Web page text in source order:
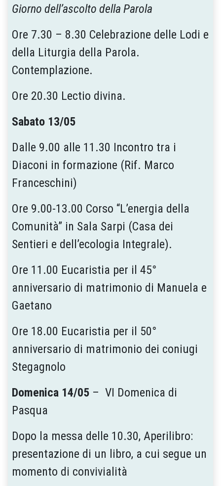
Giorno dell’ascolto della Parola
Ore 7.30 – 8.30 Celebrazione delle Lodi e
della Liturgia della Parola.
Contemplazione.
Ore 20.30 Lectio divina.
Sabato 13/05
Dalle 9.00 alle 11.30 Incontro tra i
Diaconi in formazione (Rif. Marco
Franceschini)
Ore 9.00-13.00 Corso “L’energia della
Comunità” in Sala Sarpi (Casa dei
Sentieri e dell’ecologia Integrale).
Ore 11.00 Eucaristia per il 45°
anniversario di matrimonio di Manuela e
Gaetano
Ore 18.00 Eucaristia per il 50°
anniversario di matrimonio dei coniugi
Stegagnolo
Domenica 14/05 – VI Domenica di
Pasqua
Dopo la messa delle 10.30, Aperilibro:
presentazione di un libro, a cui segue un
momento di convivialità